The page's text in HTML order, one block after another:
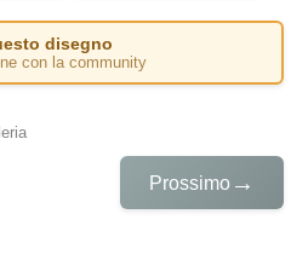
disegno
con la community
Prossimo →